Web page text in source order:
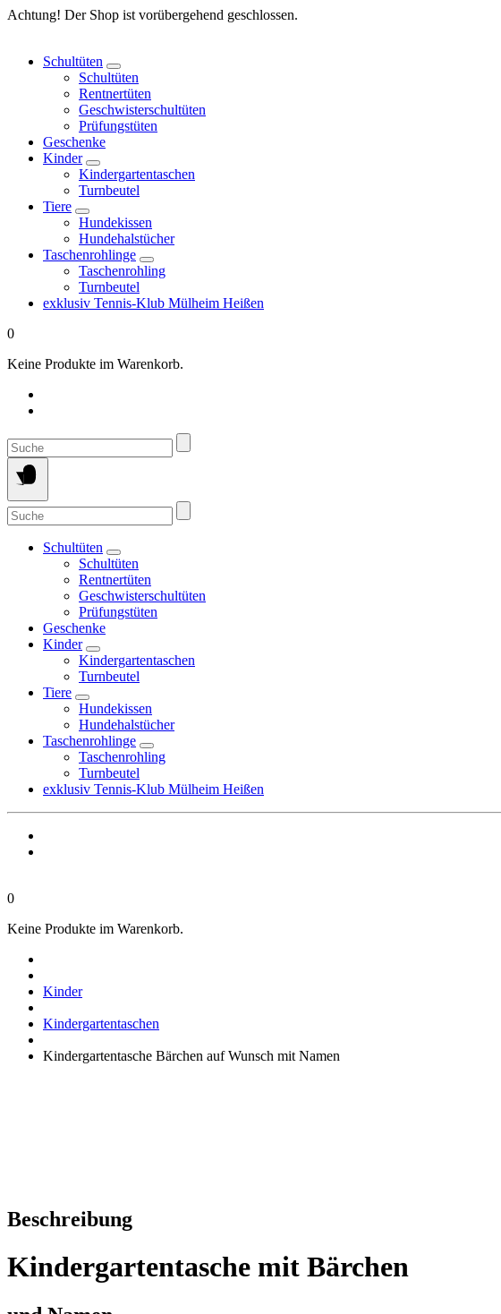
Springe
Achtung! Der Shop ist vorübergehend geschlossen.
Schultüten
Schultüten
Rentnertüten
Geschwisterschultüten
Prüfungstüten
Geschenke
Kinder
Kindergartentaschen
Turnbeutel
Tiere
Hundekissen
Hundehalstücher
Taschenrohlinge
Taschenrohling
Turnbeutel
exklusiv Tennis-Klub Mülheim Heißen
0
Keine Produkte im Warenkorb.
Suche
nach:
Suche
nach:
Schultüten
Schultüten
Rentnertüten
Geschwisterschultüten
Prüfungstüten
Geschenke
Kinder
Kindergartentaschen
Turnbeutel
Tiere
Hundekissen
Hundehalstücher
Taschenrohlinge
Taschenrohling
Turnbeutel
exklusiv Tennis-Klub Mülheim Heißen
0
Keine Produkte im Warenkorb.
Kinder
Kindergartentaschen
Kindergartentasche Bärchen auf Wunsch mit Namen
Beschreibung
Kindergartentasche mit Bärchen